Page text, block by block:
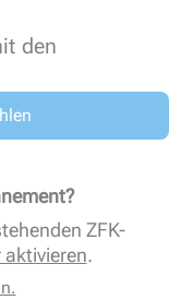
den
ZFK-
aktivieren.